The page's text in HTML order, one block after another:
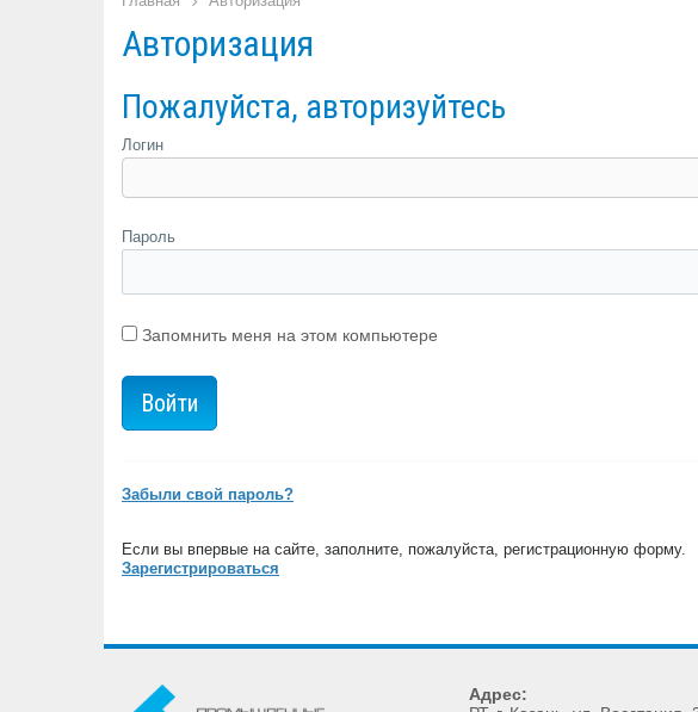
Авторизация
Пожалуйста, авторизуйтесь
Логин
Пароль
Запомнить меня на этом компьютере
Забыли свой пароль?
Если вы впервые на сайте, заполните, пожалуйста, регистрационную форму.
Зарегистрироваться
Адрес: